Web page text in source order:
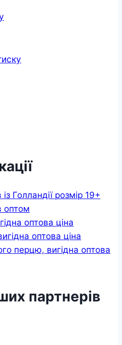
Голландії розмір 19+
оптом
оптова ціна
оптова ціна
перцю, вигідна оптова
партнерів